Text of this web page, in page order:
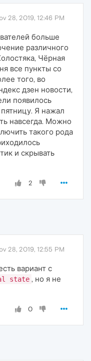
28, 2019, 12:46 PM
больше
различного
Чёрная
все пункты со
того, во
дзен новости,
появилось
Я нажал
навсегда. Можно
такого рода
и скрывать
2
28, 2019, 12:55 PM
вариант с
state , но я не
0